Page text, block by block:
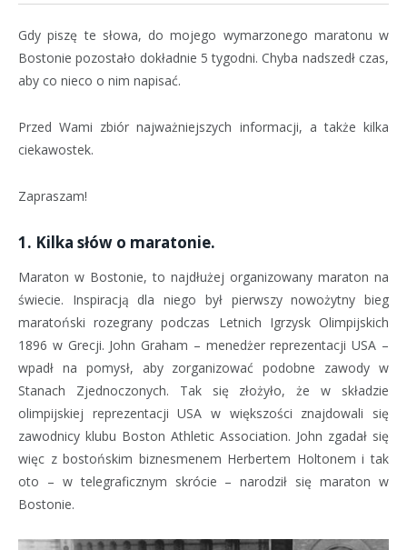
Gdy piszę te słowa, do mojego wymarzonego maratonu w
Bostonie pozostało dokładnie 5 tygodni. Chyba nadszedł czas,
aby co nieco o nim napisać.
Przed Wami zbiór najważniejszych informacji, a także kilka
ciekawostek.
Zapraszam!
1. Kilka słów o maratonie.
Maraton w Bostonie, to najdłużej organizowany maraton na
świecie. Inspiracją dla niego był pierwszy nowożytny bieg
maratoński rozegrany podczas Letnich Igrzysk Olimpijskich
1896 w Grecji. John Graham – menedżer reprezentacji USA –
wpadł na pomysł, aby zorganizować podobne zawody w
Stanach Zjednoczonych. Tak się złożyło, że w składzie
olimpijskiej reprezentacji USA w większości znajdowali się
zawodnicy klubu Boston Athletic Association. John zgadał się
więc z bostońskim biznesmenem Herbertem Holtonem i tak
oto – w telegraficznym skrócie – narodził się maraton w
Bostonie.